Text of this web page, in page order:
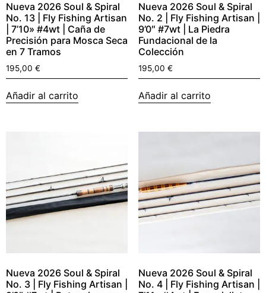
Nueva 2026 Soul & Spiral
No. 13 | Fly Fishing Artisan
| 7’10» #4wt | Caña de
Precisión para Mosca Seca
en 7 Tramos
195,00 €
Añadir al carrito
Nueva 2026 Soul & Spiral
No. 2 | Fly Fishing Artisan |
9’0″ #7wt | La Piedra
Fundacional de la
Colección
195,00 €
Añadir al carrito
Nueva 2026 Soul & Spiral
No. 3 | Fly Fishing Artisan |
Nueva 2026 Soul & Spiral
No. 4 | Fly Fishing Artisan |